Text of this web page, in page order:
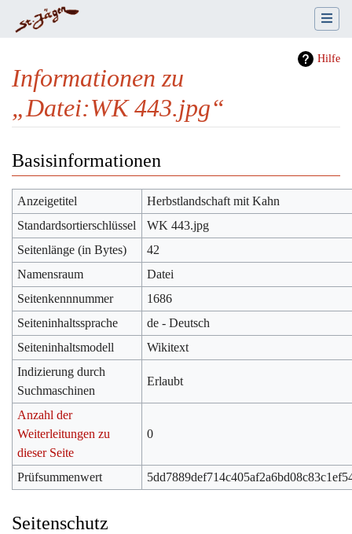
Hilfe
Informationen zu
„Datei:WK 443.jpg“
Basisinformationen
Anzeigetitel
Herbstlandschaft mit Kahn
Standardsortierschlüssel
WK 443.jpg
Seitenlänge (in Bytes)
42
Namensraum
Datei
Seitenkennnummer
1686
Seiteninhaltssprache
de - Deutsch
Seiteninhaltsmodell
Wikitext
Indizierung durch
Suchmaschinen
Erlaubt
Anzahl der
Weiterleitungen zu
dieser Seite
0
Prüfsummenwert
Seitenschutz